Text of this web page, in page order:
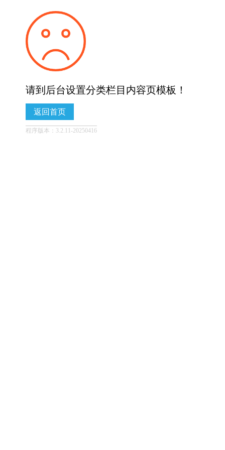
请到后台设置分类栏目内容页模板！
返回首页
程序版本：3.2.11-20250416